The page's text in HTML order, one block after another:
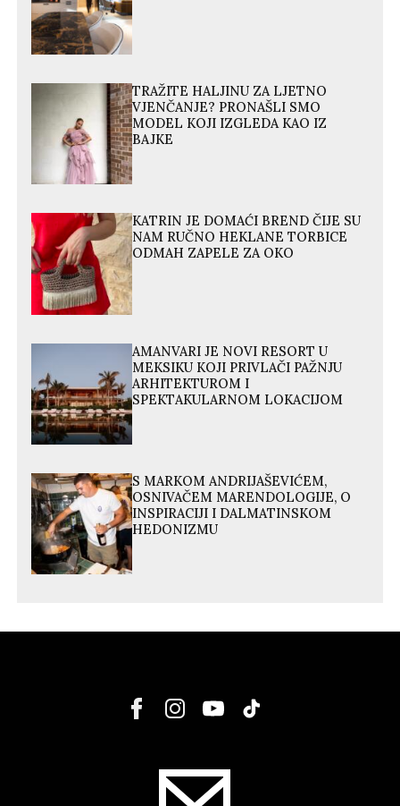
TRAŽITE HALJINU ZA LJETNO
VJENČANJE? PRONAŠLI SMO
MODEL KOJI IZGLEDA KAO IZ
BAJKE
KATRIN JE DOMAĆI BREND ČIJE SU
NAM RUČNO HEKLANE TORBICE
ODMAH ZAPELE ZA OKO
AMANVARI JE NOVI RESORT U
MEKSIKU KOJI PRIVLAČI PAŽNJU
ARHITEKTUROM I
SPEKTAKULARNOM LOKACIJOM
S MARKOM ANDRIJAŠEVIĆEM,
OSNIVAČEM MARENDOLOGIJE, O
INSPIRACIJI I DALMATINSKOM
HEDONIZMU